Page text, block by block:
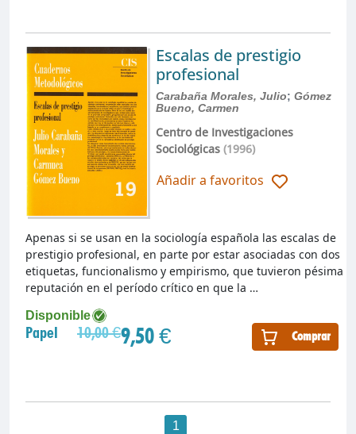
Escalas de prestigio
profesional
Carabaña Morales, Julio; Gómez
Bueno, Carmen
Centro de Investigaciones
Sociológicas(1996)
Añadir a favoritos
Disponible
Papel 10,00 €9,50 € Comprar
Apenas si se usan en la sociología española las escalas de
prestigio profesional, en parte por estar asociadas con dos
etiquetas, funcionalismo y empirismo, que tuvieron pésima
reputación en el período crítico en que la …
1